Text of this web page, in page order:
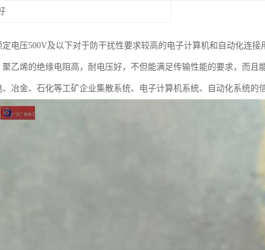
电压500V及以下对于防干扰性要求较高的电子计算机和自动化连
乙烯的绝缘电阻高，耐电压好，不但能满足传输性能的要求，而且
冶金、石化等工矿企业集散系统、电子计算机系统、自动化系统的